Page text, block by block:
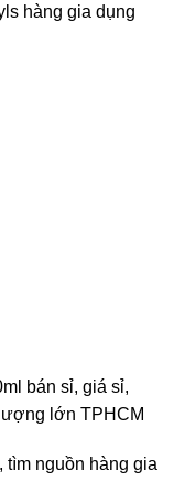
hàng gia dụng
bán sỉ, giá sỉ,
lớn TPHCM
tìm nguồn hàng gia